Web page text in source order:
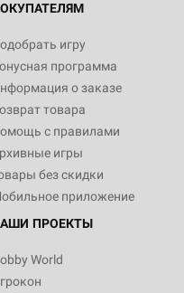
игру
программа
о заказе
товара
с правилами
игры
без скидки
приложение
ПРОЕКТЫ
World